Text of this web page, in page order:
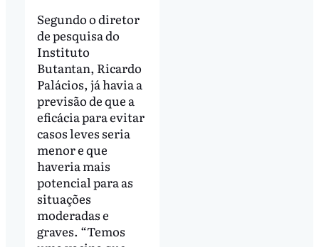
Segundo o diretor
de pesquisa do
Instituto
Butantan, Ricardo
Palácios, já havia a
previsão de que a
eficácia para evitar
casos leves seria
menor e que
haveria mais
potencial para as
situações
moderadas e
graves. “Temos